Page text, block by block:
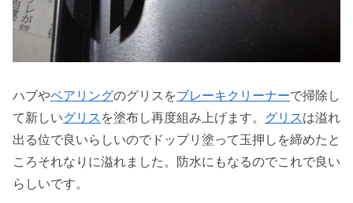
ハブやベアリングのグリスをブレーキクリーナーで掃除し
て新しいグリス を塗布し再度組み上げます。 グリスは溢れ
出る位で良いらしいのでドップリ塗って玉押しを締めたと
ころそれなりに溢れました。防水にもなるのでこれで良い
らしいです。